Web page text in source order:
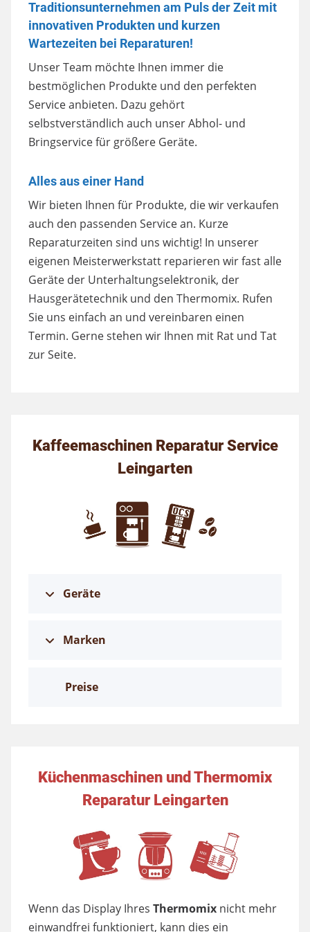
Traditionsunternehmen am Puls der Zeit mit
innovativen Produkten und kurzen
Wartezeiten bei Reparaturen!
Unser Team möchte Ihnen immer die
bestmöglichen Produkte und den perfekten
Service anbieten. Dazu gehört
selbstverständlich auch unser Abhol- und
Bringservice für größere Geräte.
Alles aus einer Hand
Wir bieten Ihnen für Produkte, die wir verkaufen
auch den passenden Service an. Kurze
Reparaturzeiten sind uns wichtig! In unserer
eigenen Meisterwerkstatt reparieren wir fast alle
Geräte der Unterhaltungselektronik, der
Hausgerätetechnik und den Thermomix. Rufen
Sie uns einfach an und vereinbaren einen
Termin. Gerne stehen wir Ihnen mit Rat und Tat
zur Seite.
Kaffeemaschinen Reparatur Service
Leingarten
Geräte
Marken
Preise
Küchenmaschinen und Thermomix
Reparatur Leingarten
Wenn das Display Ihres Thermomix nicht mehr
einwandfrei funktioniert, kann dies ein